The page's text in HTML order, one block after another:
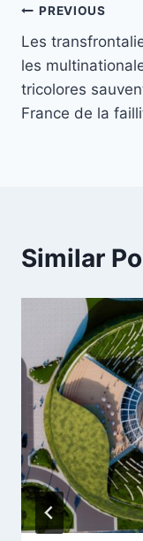
Post
PREVIOUS
Les
les
tricolores
France de la
Similar